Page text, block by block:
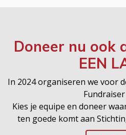
Doneer nu ook
EEN
In 2024 organiseren we voor
Fundraiser
Kies je equipe en doneer
ten goede komt aan